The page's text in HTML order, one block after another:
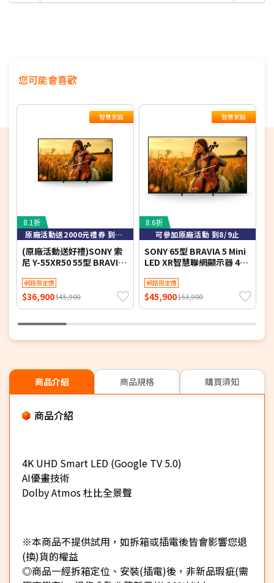
偏遠地區及外島不送！
※如商品標題掛有【預購】字樣，都將依照預購日期，以訂
單順序陸續出貨，如遇原廠供貨延遲，將會再另外發送簡訊
您可能會喜歡
智慧家庭
8.1折
原廠活動送2000元禮券 到8/9止
(原廠活動送好禮)SONY 索
尼 Y-55XR50 55型 BRAVIA
器
網路限定價
$36,900$45,900
智慧家庭
8.6折
可參加原廠活動 到8/9止
SONY 65型 BRAVIA 5 Mini
LED XR智慧聯網顯示器 4K
網路限定價
$45,900$53,900
商品介紹 商品規格 購買須知
商品介紹
4K UHD Smart LED (Google TV 5.0)
AI優畫技術
Dolby Atmos 杜比全景聲
※本商品不提供試用，如拆箱或插電後皆會影響您退
(換)貨的權益
◎商品一經拆箱定位、安裝(插電)後，非新品瑕疵(需